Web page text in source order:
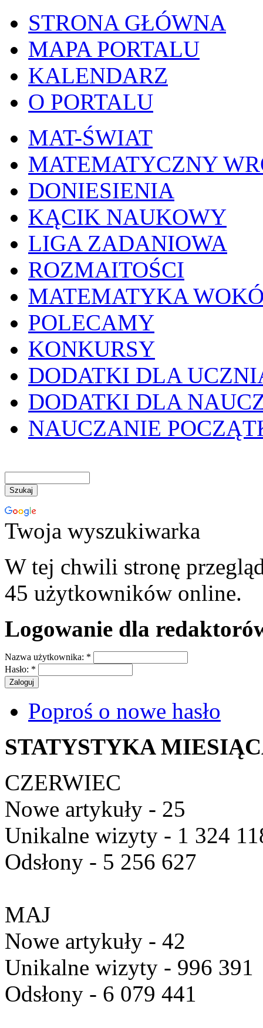
STRONA GŁÓWNA
MAPA PORTALU
KALENDARZ
O PORTALU
MAT-ŚWIAT
MATEMATYCZNY
DONIESIENIA
KĄCIK NAUKOWY
LIGA ZADANIOWA
ROZMAITOŚCI
MATEMATYKA
POLECAMY
KONKURSY
DODATKI DLA
DODATKI DLA
NAUCZANIE
Twoja wyszukiwarka
W tej chwili stronę
45 użytkowników online.
Logowanie dla
Nazwa użytkownika: *
Hasło: *
Poproś o nowe hasło
STATYSTYKA
CZERWIEC
Nowe artykuły - 25
Unikalne wizyty - 1 324
Odsłony - 5 256 627
MAJ
Nowe artykuły - 42
Unikalne wizyty - 996 391
Odsłony - 6 079 441